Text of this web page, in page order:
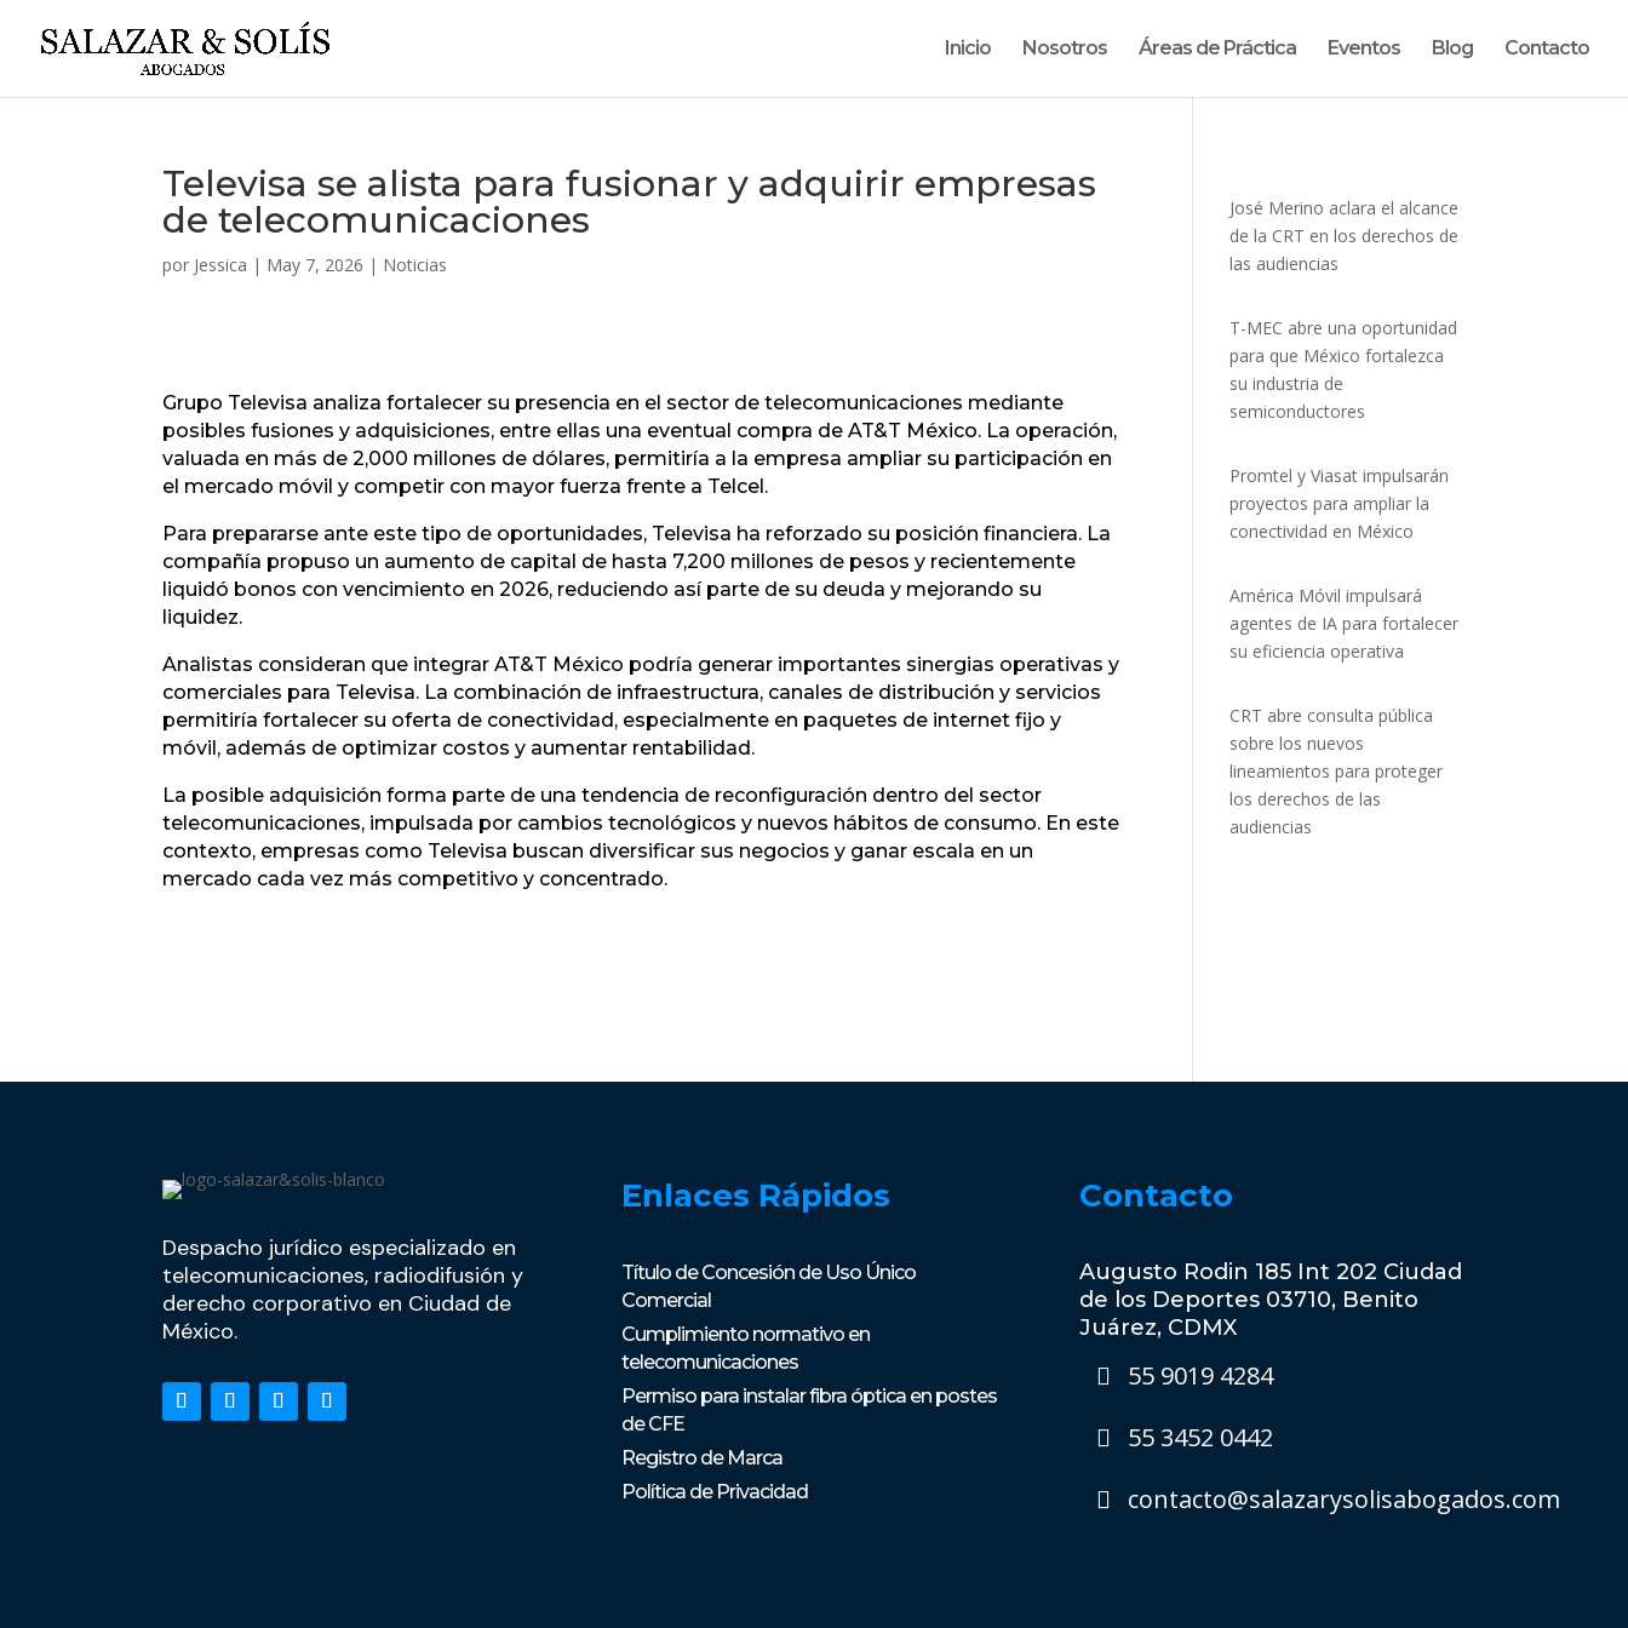
Inicio Nosotros Áreas de Práctica Eventos Blog Contacto
Televisa se alista para fusionar y adquirir empresas
de telecomunicaciones
por Jessica | May 7, 2026 | Noticias
Grupo Televisa analiza fortalecer su presencia en el sector de telecomunicaciones mediante
posibles fusiones y adquisiciones, entre ellas una eventual compra de AT&T México. La operación,
valuada en más de 2,000 millones de dólares, permitiría a la empresa ampliar su participación en
el mercado móvil y competir con mayor fuerza frente a Telcel.
Para prepararse ante este tipo de oportunidades, Televisa ha reforzado su posición financiera. La
compañía propuso un aumento de capital de hasta 7,200 millones de pesos y recientemente
liquidó bonos con vencimiento en 2026, reduciendo así parte de su deuda y mejorando su
liquidez.
Analistas consideran que integrar AT&T México podría generar importantes sinergias operativas y
comerciales para Televisa. La combinación de infraestructura, canales de distribución y servicios
permitiría fortalecer su oferta de conectividad, especialmente en paquetes de internet fijo y
móvil, además de optimizar costos y aumentar rentabilidad.
La posible adquisición forma parte de una tendencia de reconfiguración dentro del sector
telecomunicaciones, impulsada por cambios tecnológicos y nuevos hábitos de consumo. En este
contexto, empresas como Televisa buscan diversificar sus negocios y ganar escala en un
mercado cada vez más competitivo y concentrado.
José Merino aclara el alcance
de la CRT en los derechos de
las audiencias
T-MEC abre una oportunidad
para que México fortalezca
su industria de
semiconductores
Promtel y Viasat impulsarán
proyectos para ampliar la
conectividad en México
América Móvil impulsará
agentes de IA para fortalecer
su eficiencia operativa
CRT abre consulta pública
sobre los nuevos
lineamientos para proteger
los derechos de las
audiencias
Despacho jurídico especializado en
telecomunicaciones, radiodifusión y
derecho corporativo en Ciudad de
México.
Enlaces Rápidos
Título de Concesión de Uso Único
Comercial
Cumplimiento normativo en
telecomunicaciones
Permiso para instalar fibra óptica en postes
de CFE
Registro de Marca
Política de Privacidad
Contacto
Augusto Rodin 185 Int 202 Ciudad
de los Deportes 03710, Benito
Juárez, CDMX
55 9019 4284
55 3452 0442
contacto@salazarysolisabogados.com